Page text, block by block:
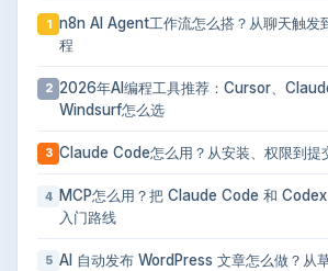
1 n8n AI Agent工作流怎么搭？从聊天触发
程
2 2026年AI编程工具推荐：Cursor、
Windsurf怎么选
3 Claude Code怎么用？从安装、权限到提
4
MCP怎么用？把 Claude Code 和
入门路线
5 AI 自动发布 WordPress 文章怎么做？从